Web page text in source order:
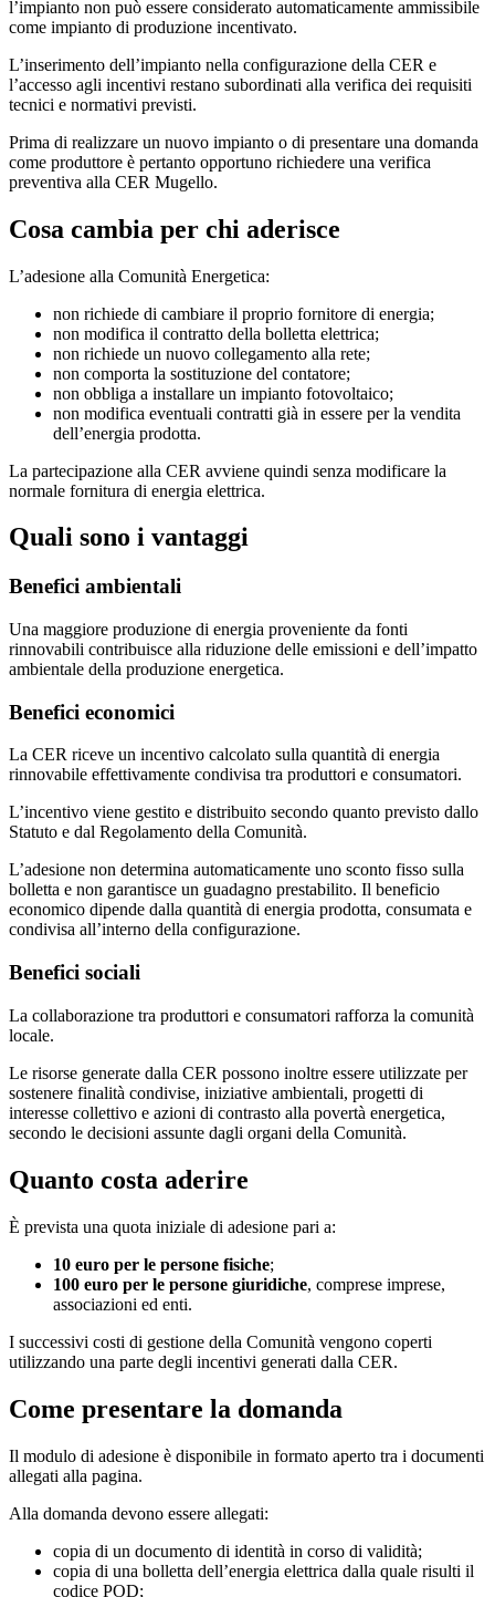
l’impianto non può essere considerato automaticamente ammissibile
come impianto di produzione incentivato.
L’inserimento dell’impianto nella configurazione della CER e
l’accesso agli incentivi restano subordinati alla verifica dei requisiti
tecnici e normativi previsti.
Prima di realizzare un nuovo impianto o di presentare una domanda
come produttore è pertanto opportuno richiedere una verifica
preventiva alla CER Mugello.
Cosa cambia per chi aderisce
L’adesione alla Comunità Energetica:
non richiede di cambiare il proprio fornitore di energia;
non modifica il contratto della bolletta elettrica;
non richiede un nuovo collegamento alla rete;
non comporta la sostituzione del contatore;
non obbliga a installare un impianto fotovoltaico;
non modifica eventuali contratti già in essere per la vendita
dell’energia prodotta.
La partecipazione alla CER avviene quindi senza modificare la
normale fornitura di energia elettrica.
Quali sono i vantaggi
Benefici ambientali
Una maggiore produzione di energia proveniente da fonti
rinnovabili contribuisce alla riduzione delle emissioni e dell’impatto
ambientale della produzione energetica.
Benefici economici
La CER riceve un incentivo calcolato sulla quantità di energia
rinnovabile effettivamente condivisa tra produttori e consumatori.
L’incentivo viene gestito e distribuito secondo quanto previsto dallo
Statuto e dal Regolamento della Comunità.
L’adesione non determina automaticamente uno sconto fisso sulla
bolletta e non garantisce un guadagno prestabilito. Il beneficio
economico dipende dalla quantità di energia prodotta, consumata e
condivisa all’interno della configurazione.
Benefici sociali
La collaborazione tra produttori e consumatori rafforza la comunità
locale.
Le risorse generate dalla CER possono inoltre essere utilizzate per
sostenere finalità condivise, iniziative ambientali, progetti di
interesse collettivo e azioni di contrasto alla povertà energetica,
secondo le decisioni assunte dagli organi della Comunità.
Quanto costa aderire
È prevista una quota iniziale di adesione pari a:
10 euro per le persone fisiche;
100 euro per le persone giuridiche, comprese imprese,
associazioni ed enti.
I successivi costi di gestione della Comunità vengono coperti
utilizzando una parte degli incentivi generati dalla CER.
Come presentare la domanda
Il modulo di adesione è disponibile in formato aperto tra i documenti
allegati alla pagina.
Alla domanda devono essere allegati:
copia di un documento di identità in corso di validità;
copia di una bolletta dell’energia elettrica dalla quale risulti il
codice POD;